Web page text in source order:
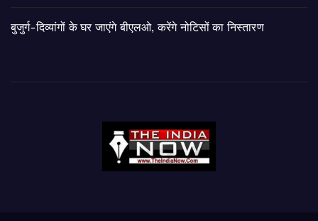
बुजुर्ग-दिव्यांगों के घर जाएंगे बीएलओ, करेंगे नोटिसों का निस्तारण